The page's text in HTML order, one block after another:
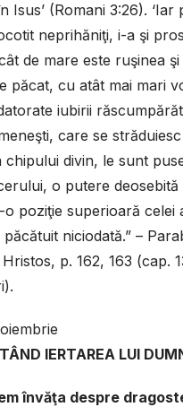
Isus’ (Romani 3:26). ‘Iar
neprihăniţi, i-a şi
de mare este ruşinea
păcat, cu atât mai mari
iubirii
care se
chipului divin, le sunt
o putere deosebită
o poziţie superioară celei
niciodată.” –
p. 162, 163 (cap.
IERTAREA LUI
învăţa despre